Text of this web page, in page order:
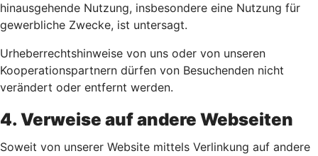
hinausgehende Nutzung, insbesondere eine Nutzung für
gewerbliche Zwecke, ist untersagt.
Urheberrechtshinweise von uns oder von unseren
Kooperationspartnern dürfen von Besuchenden nicht
verändert oder entfernt werden.
4. Verweise auf andere Webseiten
Soweit von unserer Website mittels Verlinkung auf andere